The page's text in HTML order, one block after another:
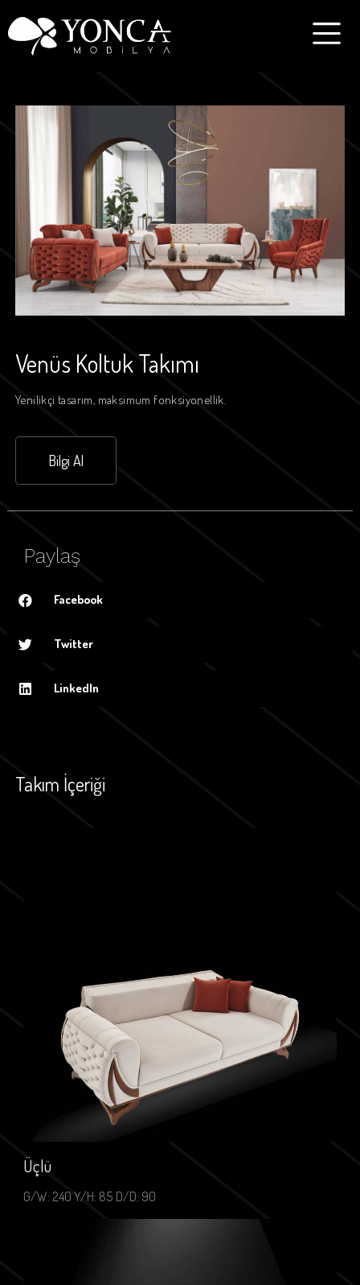
Venüs Koltuk Takımı
Yenilikçi tasarım, maksimum fonksiyonellik.
Bilgi Al
Paylaş
Facebook
Twitter
LinkedIn
Takım İçeriği
Üçlü
G/W: 240 Y/H: 85 D/D: 90